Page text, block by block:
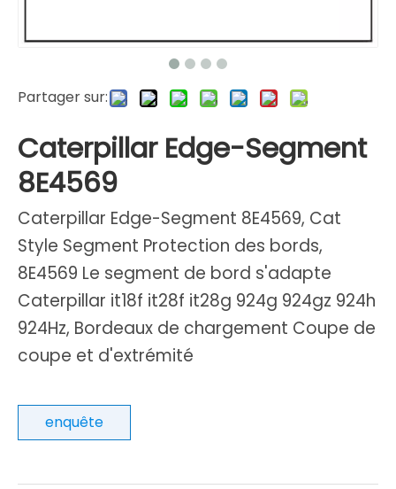
Partager sur:
Caterpillar Edge-Segment
8E4569
Caterpillar Edge-Segment 8E4569, Cat
Style Segment Protection des bords,
8E4569 Le segment de bord s'adapte
Caterpillar it18f it28f it28g 924g 924gz 924h
924Hz, Bordeaux de chargement Coupe de
coupe et d'extrémité
enquête